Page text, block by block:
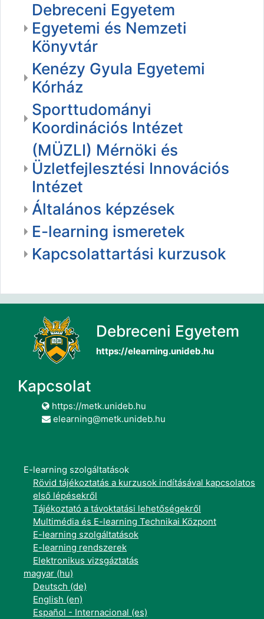
Debreceni Egyetem
Egyetemi és Nemzeti
Könyvtár
Kenézy Gyula Egyetemi
Kórház
Sporttudományi
Koordinációs Intézet
(MÜZLI) Mérnöki és
Üzletfejlesztési Innovációs
Intézet
Általános képzések
E-learning ismeretek
Kapcsolattartási kurzusok
Debreceni Egyetem
https://elearning.unideb.hu
Kapcsolat
https://metk.unideb.hu
elearning@metk.unideb.hu
E-learning szolgáltatások
Rövid tájékoztatás a kurzusok indításával kapcsolatos
első lépésekről
Tájékoztató a távoktatási lehetőségekről
Multimédia és E-learning Technikai Központ
E-learning szolgáltatások
E-learning rendszerek
Elektronikus vizsgáztatás
magyar ‎(hu)‎
Deutsch ‎(de)‎
English ‎(en)‎
Español - Internacional ‎(es)‎